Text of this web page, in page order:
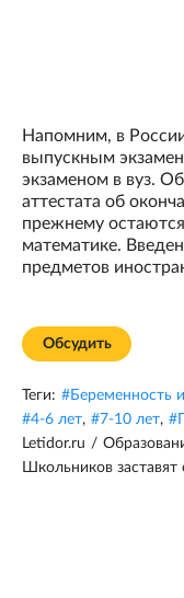
Напомним, в
выпускным
экзаменом в вуз.
аттестата об
прежнему
математике.
предметов
Обсудить
Теги: #Беременность
#4-6 лет, #7-10 лет, #
Letidor.ru /
Школьников